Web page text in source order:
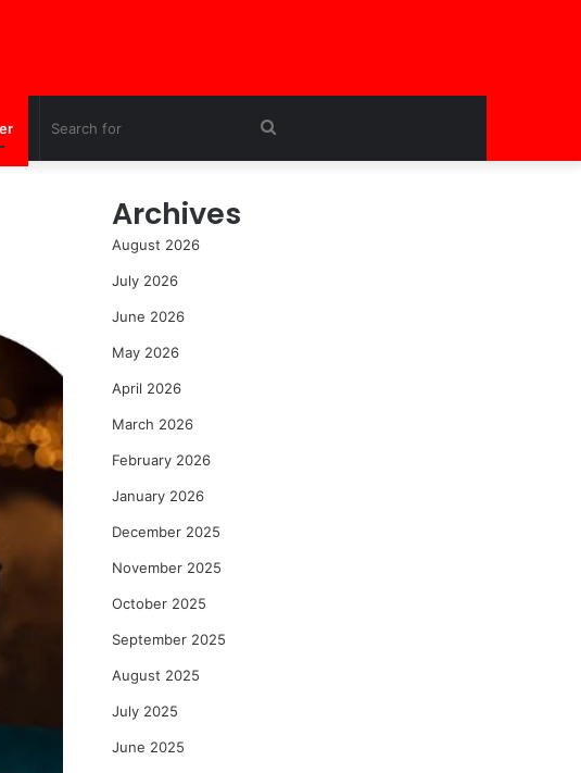
Archives
August 2026
July 2026
June 2026
May 2026
April 2026
March 2026
February 2026
January 2026
December 2025
November 2025
October 2025
September 2025
August 2025
July 2025
June 2025